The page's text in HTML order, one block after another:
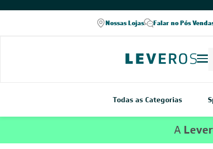
Nossas Lojas Falar no Pós
Todas as Categorias
A